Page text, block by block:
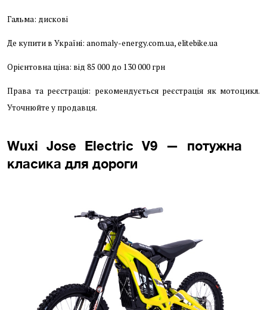
Гальма: дискові
Де купити в Україні: anomaly-energy.com.ua, elitebike.ua
Орієнтовна ціна: від 85 000 до 130 000 грн
Права та реєстрація: рекомендується реєстрація як мотоцикл.
Уточнюйте у продавця.
Wuxi Jose Electric V9 — потужна
класика для дороги